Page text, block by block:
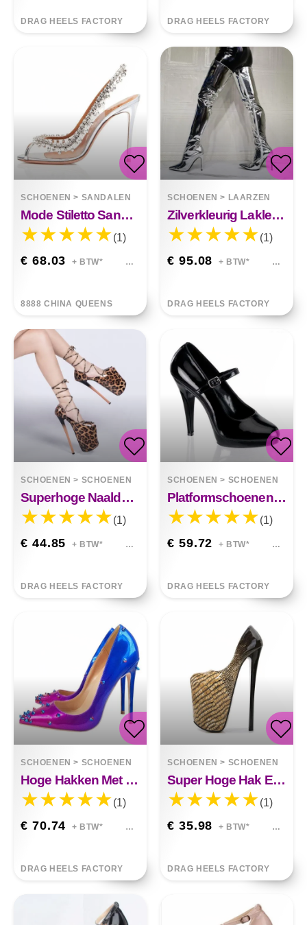
DRAG HEELS FACTORY DRAG HEELS FACTORY
SCHOENEN > SANDALEN
Mode Stiletto Sandalen Vis Mond Strass
(1)
€ 68.03 + BTW*
8888 CHINA QUEENS
SCHOENEN > LAARZEN
Zilverkleurig Lakleer Boven De Knie
(1)
€ 95.08 + BTW*
DRAG HEELS FACTORY
SCHOENEN > SCHOENEN
Superhoge Naaldhak Met Luipaardprint 22 Cm Sandalen Hollow Fish Mouth
(1)
€ 44.85 + BTW*
DRAG HEELS FACTORY
SCHOENEN > SCHOENEN
Platformschoenen Met Gesp Voor Podiumshow Ember
(1)
€ 59.72 + BTW*
DRAG HEELS FACTORY
SCHOENEN > SCHOENEN
Hoge Hakken Met Kleurverloop Klinknagel 8 10 12cm River
(1)
€ 70.74 + BTW*
DRAG HEELS FACTORY
SCHOENEN > SCHOENEN
Super Hoge Hak Ember Extravaganza
(1)
€ 35.98 + BTW*
DRAG HEELS FACTORY